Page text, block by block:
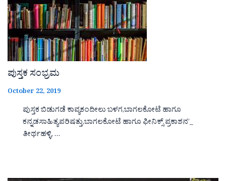
ಪುಸ್ತಕ ಸಂಭ್ರಮ
October 22, 2019
ಪುಸ್ತಕ ಬಿಡುಗಡೆ ಕಾವ್ಯಕಂದೀಲು ಬಳಗ,ಬಾಗಲಕೋಟೆ ಹಾಗೂ
ಕನ್ನಡಸಾಹಿತ್ಯಪರಿಷತ್ತು,ಬಾಗಲಕೋಟೆ ಹಾಗೂ ಫೀನಿಕ್ಸ್ ಪ್ರಕಾಶನ’_
ತೀರ್ಥಹಳ್ಳಿ, …